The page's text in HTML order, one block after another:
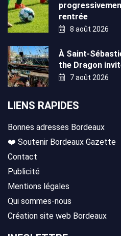
rentrée
8 août 2026
À Saint-
the Dragon
7 août 2026
LIENS RAPIDES
Bonnes adresses Bordeaux
❤️ Soutenir Bordeaux Gazette
Contact
Publicité
Mentions légales
Qui sommes-nous
Création site web Bordeaux